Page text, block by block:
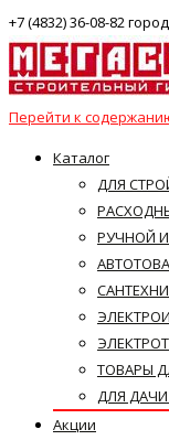
+7 (4832) 36-08-82
Перейти к
Каталог
ДЛЯ
РУЧНОЙ
ТОВАРЫ
ДЛЯ
Акции